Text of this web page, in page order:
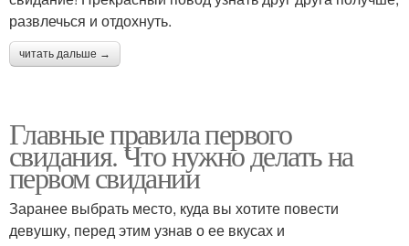
развлечься и отдохнуть.
читать дальше →
Главные правила первого
свидания. Что нужно делать на
первом свидании
Заранее выбрать место, куда вы хотите повести
девушку, перед этим узнав о ее вкусах и